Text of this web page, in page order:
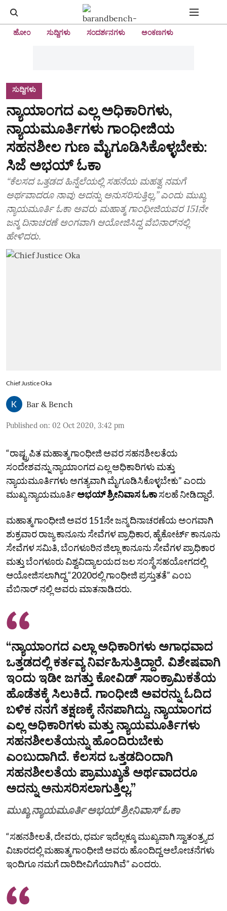
ಹೋಂ ಸುದ್ದಿಗಳು ಸಂದರ್ಶನಗಳು ಅಂಕಣಗಳು
ಸುದ್ದಿಗಳು
ನ್ಯಾಯಾಂಗದ ಎಲ್ಲ ಅಧಿಕಾರಿಗಳು,
ನ್ಯಾಯಮೂರ್ತಿಗಳು ಗಾಂಧೀಜಿಯ
ಸಹನಶೀಲ ಗುಣ ಮೈಗೂಡಿಸಿಕೊಳ್ಳಬೇಕು:
ಸಿಜೆ ಅಭಯ್ ಓಕಾ
“ಕೆಲಸದ ಒತ್ತಡದ ಹಿನ್ನೆಲೆಯಲ್ಲಿ ಸಹನೆಯ ಮಹತ್ವ ನಮಗೆ
ಅರ್ಥವಾದರೂ ನಾವು ಅದನ್ನು ಅನುಸರಿಸುತ್ತಿಲ್ಲ,” ಎಂದು ಮುಖ್ಯ
ನ್ಯಾಯಮೂರ್ತಿ ಓಕಾ ಅವರು ಮಹಾತ್ಮ ಗಾಂಧೀಜಿಯವರ 151ನೇ
ಜನ್ಮ ದಿನಾಚರಣೆ ಅಂಗವಾಗಿ ಆಯೋಜಿಸಿದ್ದ ವೆಬಿನಾರ್‌ನಲ್ಲಿ
ಹೇಳಿದರು.
Chief Justice Oka
Bar & Bench
Published on: 02 Oct 2020, 3:42 pm
“ರಾಷ್ಟ್ರಪಿತ ಮಹಾತ್ಮ ಗಾಂಧೀಜಿ ಅವರ ಸಹನಶೀಲತೆಯ
ಸಂದೇಶವನ್ನು ನ್ಯಾಯಾಂಗದ ಎಲ್ಲ ಅಧಿಕಾರಿಗಳು ಮತ್ತು
ನ್ಯಾಯಮೂರ್ತಿಗಳು ಅಗತ್ಯವಾಗಿ ಮೈಗೂಡಿಸಿಕೊಳ್ಳಬೇಕು” ಎಂದು
ಮುಖ್ಯ ನ್ಯಾಯಮೂರ್ತಿಅಭಯ್ ಶ್ರೀನಿವಾಸ ಓಕಾಸಲಹೆ ನೀಡಿದ್ದಾರೆ.
ಮಹಾತ್ಮ ಗಾಂಧೀಜಿ ಅವರ 151ನೇ ಜನ್ಮ ದಿನಾಚರಣೆಯ ಅಂಗವಾಗಿ
ಶುಕ್ರವಾರ ರಾಜ್ಯ ಕಾನೂನು ಸೇವೆಗಳ ಪ್ರಾಧಿಕಾರ, ಹೈಕೋರ್ಟ್ ಕಾನೂನು
ಸೇವೆಗಳ ಸಮಿತಿ, ಬೆಂಗಳೂರಿನ ಜಿಲ್ಲಾ ಕಾನೂನು ಸೇವೆಗಳ ಪ್ರಾಧಿಕಾರ
ಮತ್ತು ಬೆಂಗಳೂರು ವಿಶ್ವವಿದ್ಯಾಲಯದ ಜಲ ಸಂಸ್ಥೆ ಸಹಯೋಗದಲ್ಲಿ
ಆಯೋಜಿಸಲಾಗಿದ್ದ “2020ರಲ್ಲಿ ಗಾಂಧೀಜಿ ಪ್ರಸ್ತುತತೆ” ಎಂಬ
ವೆಬಿನಾರ್ ನಲ್ಲಿ ಅವರು ಮಾತನಾಡಿದರು.
“ನ್ಯಾಯಾಂಗದ ಎಲ್ಲಾ ಅಧಿಕಾರಿಗಳು ಅಗಾಧವಾದ
ಒತ್ತಡದಲ್ಲಿ ಕರ್ತವ್ಯ ನಿರ್ವಹಿಸುತ್ತಿದ್ದಾರೆ. ವಿಶೇಷವಾಗಿ
ಇಂದು ಇಡೀ ಜಗತ್ತು ಕೋವಿಡ್ ಸಾಂಕ್ರಾಮಿಕತೆಯ
ಹೊಡೆತಕ್ಕೆ ಸಿಲುಕಿದೆ. ಗಾಂಧೀಜಿ ಅವರನ್ನು ಓದಿದ
ಬಳಿಕ ನನಗೆ ತಕ್ಷಣಕ್ಕೆ ನೆನಪಾಗಿದ್ದು, ನ್ಯಾಯಾಂಗದ
ಎಲ್ಲ ಅಧಿಕಾರಿಗಳು ಮತ್ತು ನ್ಯಾಯಮೂರ್ತಿಗಳು
ಸಹನಶೀಲತೆಯನ್ನು ಹೊಂದಿರುಬೇಕು
ಎಂಬುದಾಗಿದೆ. ಕೆಲಸದ ಒತ್ತಡದಿಂದಾಗಿ
ಸಹನಶೀಲತೆಯ ಪ್ರಾಮುಖ್ಯತೆ ಅರ್ಥವಾದರೂ
ಅದನ್ನು ಅನುಸರಿಸಲಾಗುತ್ತಿಲ್ಲ.”
ಮುಖ್ಯ ನ್ಯಾಯಮೂರ್ತಿ ಅಭಯ್ ಶ್ರೀನಿವಾಸ್ ಓಕಾ
“ಸಹನಶೀಲತೆ, ದೇವರು, ಧರ್ಮ ಇದೆಲ್ಲಕ್ಕೂ ಮುಖ್ಯವಾಗಿ ಸ್ವಾತಂತ್ರ್ಯದ
ವಿಚಾರದಲ್ಲಿ ಮಹಾತ್ಮ ಗಾಂಧೀಜಿ ಅವರು ಹೊಂದಿದ್ದ ಆಲೋಚನೆಗಳು
ಇಂದಿಗೂ ನಮಗೆ ದಾರಿದೀವಿಗೆಯಾಗಿವೆ” ಎಂದರು.